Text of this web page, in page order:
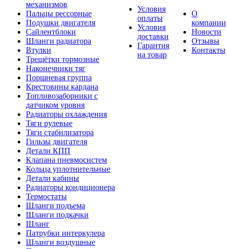
механизмов
Пальцы рессорные
Подушки двигателя
Сайлентблоки
Шланги радиатора
Втулки
Трещётки тормозные
Наконечники тяг
Поршневая группа
Крестовины кардана
Топливозаборники с
датчиком уровня
Радиаторы охлаждения
Тяги рулевые
Тяги стабилизатора
Гильзы двигателя
Детали КПП
Клапана пневмосистем
Кольца уплотнительные
Детали кабины
Радиаторы кондиционера
Термостаты
Шланги подъема
Шланги подкачки
Шланг
Патрубки интеркулера
Шланги воздушные
Условия
оплаты
Условия
доставки
Гарантия
на товар
О
компании
Новости
Отзывы
Контакты